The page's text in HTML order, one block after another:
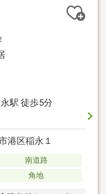
駅 徒歩5分
港区稲永１
南道路
角地